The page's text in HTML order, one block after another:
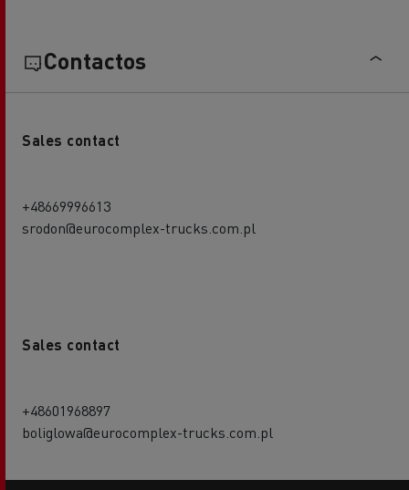
Contactos
Sales contact
+48669996613
srodon@eurocomplex-trucks.com.pl
Sales contact
+48601968897
boliglowa@eurocomplex-trucks.com.pl